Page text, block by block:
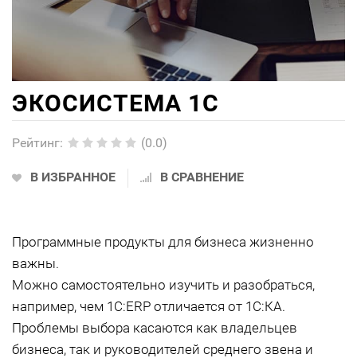
ЭКОСИСТЕМА 1С
Рейтинг: (0.0)
В ИЗБРАННОЕ В СРАВНЕНИЕ
Программные продукты для бизнеса жизненно
важны.
Можно самостоятельно изучить и разобраться,
например, чем 1С:ERP отличается от 1С:КА.
Проблемы выбора касаются как владельцев
бизнеса, так и руководителей среднего звена и